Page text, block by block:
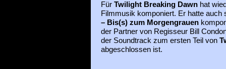
Für Twilight Breaking Dawnhat
Filmmusik komponiert. Er hatte
– Bis(s) zum Morgengrauen
der Partner von Regisseur Bill
der Soundtrack zum ersten Teil von
abgeschlossen ist.